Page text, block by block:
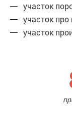
участок
участок
участок